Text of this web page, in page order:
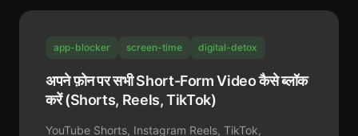
app-blocker screen-time digital-detox
अपने फ़ोन पर सभी Short-Form Video कैसे ब्लॉक
करें (Shorts, Reels, TikTok)
YouTube Shorts, Instagram Reels, TikTok,